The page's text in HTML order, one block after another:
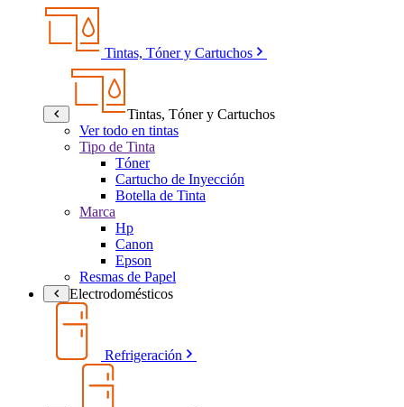
Tintas, Tóner y Cartuchos
Tintas, Tóner y Cartuchos
Ver todo en tintas
Tipo de Tinta
Tóner
Cartucho de Inyección
Botella de Tinta
Marca
Hp
Canon
Epson
Resmas de Papel
Electrodomésticos
Refrigeración